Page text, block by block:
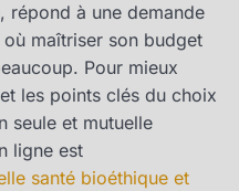
répond à une demande
maîtriser son budget
Pour mieux
les points clés du choix
seule et mutuelle
ligne est
santé bioéthique et